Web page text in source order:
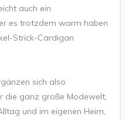
auch ein
es trotzdem warm haben
Strick-Cardigan
sich also
die ganz große Modewelt,
und im eigenen Heim,